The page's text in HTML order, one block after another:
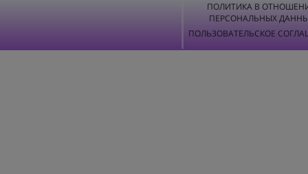
ПОЛИТИКА В
ПЕРСОНАЛЬНЫХ
ПОЛЬЗОВАТЕЛЬСКОЕ